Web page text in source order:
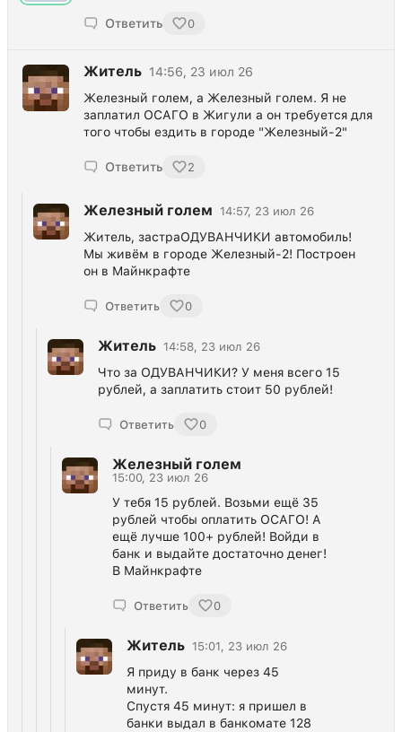
Ответить 0
Житель 14:56, 23 июл 26
Железный голем, а Железный голем. Я не
заплатил ОСАГО в Жигули а он требуется для
того чтобы ездить в городе "Железный-2"
Ответить 2
Железный голем 14:57, 23 июл 26
Житель, застраОДУВАНЧИКИ автомобиль!
Мы живём в городе Железный-2! Построен
он в Майнкрафте
Ответить 0
Житель 14:58, 23 июл 26
Что за ОДУВАНЧИКИ? У меня всего 15
рублей, а заплатить стоит 50 рублей!
Ответить 0
Железный голем
15:00, 23 июл 26
У тебя 15 рублей. Возьми ещё 35
рублей чтобы оплатить ОСАГО! А
ещё лучше 100+ рублей! Войди в
банк и выдайте достаточно денег!
В Майнкрафте
Ответить 0
Житель 15:01, 23 июл 26
Я приду в банк через 45
минут.
Спустя 45 минут: я пришел в
банки выдал в банкомате 128